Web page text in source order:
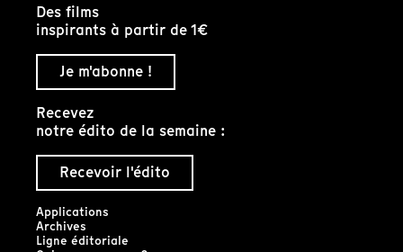
Des films
inspirants à partir de 1€
Je m'abonne !
Recevez
notre édito de la semaine :
Recevoir l'édito
Applications
Archives
Ligne éditoriale